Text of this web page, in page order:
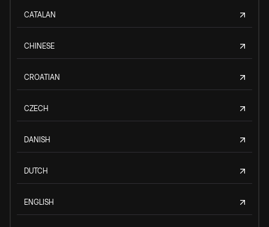
CATALAN
CHINESE
CROATIAN
CZECH
DANISH
DUTCH
ENGLISH